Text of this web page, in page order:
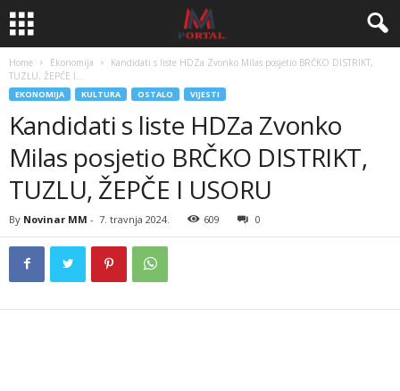
Home Ekonomija
Kandidati s liste HDZa Zvonko Milas posjetio BRČKO DISTRIKT,
TUZLU, ŽEPČE I...
EKONOMIJA KULTURA OSTALO VIJESTI
Kandidati s liste HDZa Zvonko
Milas posjetio BRČKO DISTRIKT,
TUZLU, ŽEPČE I USORU
By Novinar MM - 7. travnja 2024. 609 0